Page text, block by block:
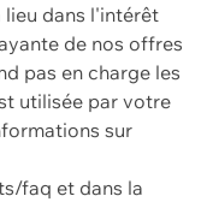
lieu dans l'intérêt
de nos offres
pas en charge les
utilisée par votre
sur
faq et dans la